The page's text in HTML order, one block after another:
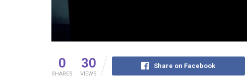
0
SHARES
30
VIEWS
Share on Facebook